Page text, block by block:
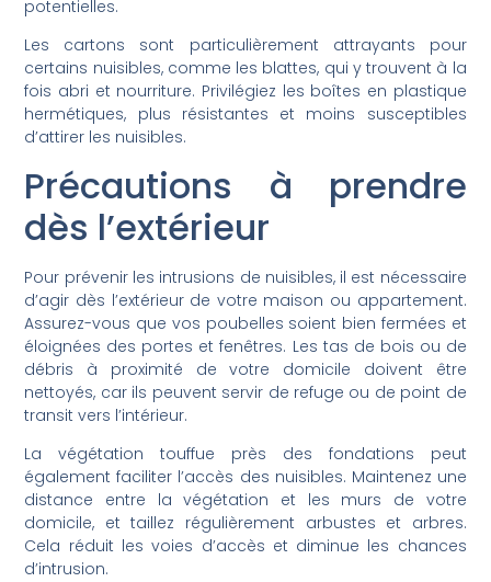
potentielles.
Les cartons sont particulièrement attrayants pour
certains nuisibles, comme les blattes, qui y trouvent à la
fois abri et nourriture. Privilégiez les boîtes en plastique
hermétiques, plus résistantes et moins susceptibles
d’attirer les nuisibles.
Précautions à prendre
dès l’extérieur
Pour prévenir les intrusions de nuisibles, il est nécessaire
d’agir dès l’extérieur de votre maison ou appartement.
Assurez-vous que vos poubelles soient bien fermées et
éloignées des portes et fenêtres. Les tas de bois ou de
débris à proximité de votre domicile doivent être
nettoyés, car ils peuvent servir de refuge ou de point de
transit vers l’intérieur.
La végétation touffue près des fondations peut
également faciliter l’accès des nuisibles. Maintenez une
distance entre la végétation et les murs de votre
domicile, et taillez régulièrement arbustes et arbres.
Cela réduit les voies d’accès et diminue les chances
d’intrusion.